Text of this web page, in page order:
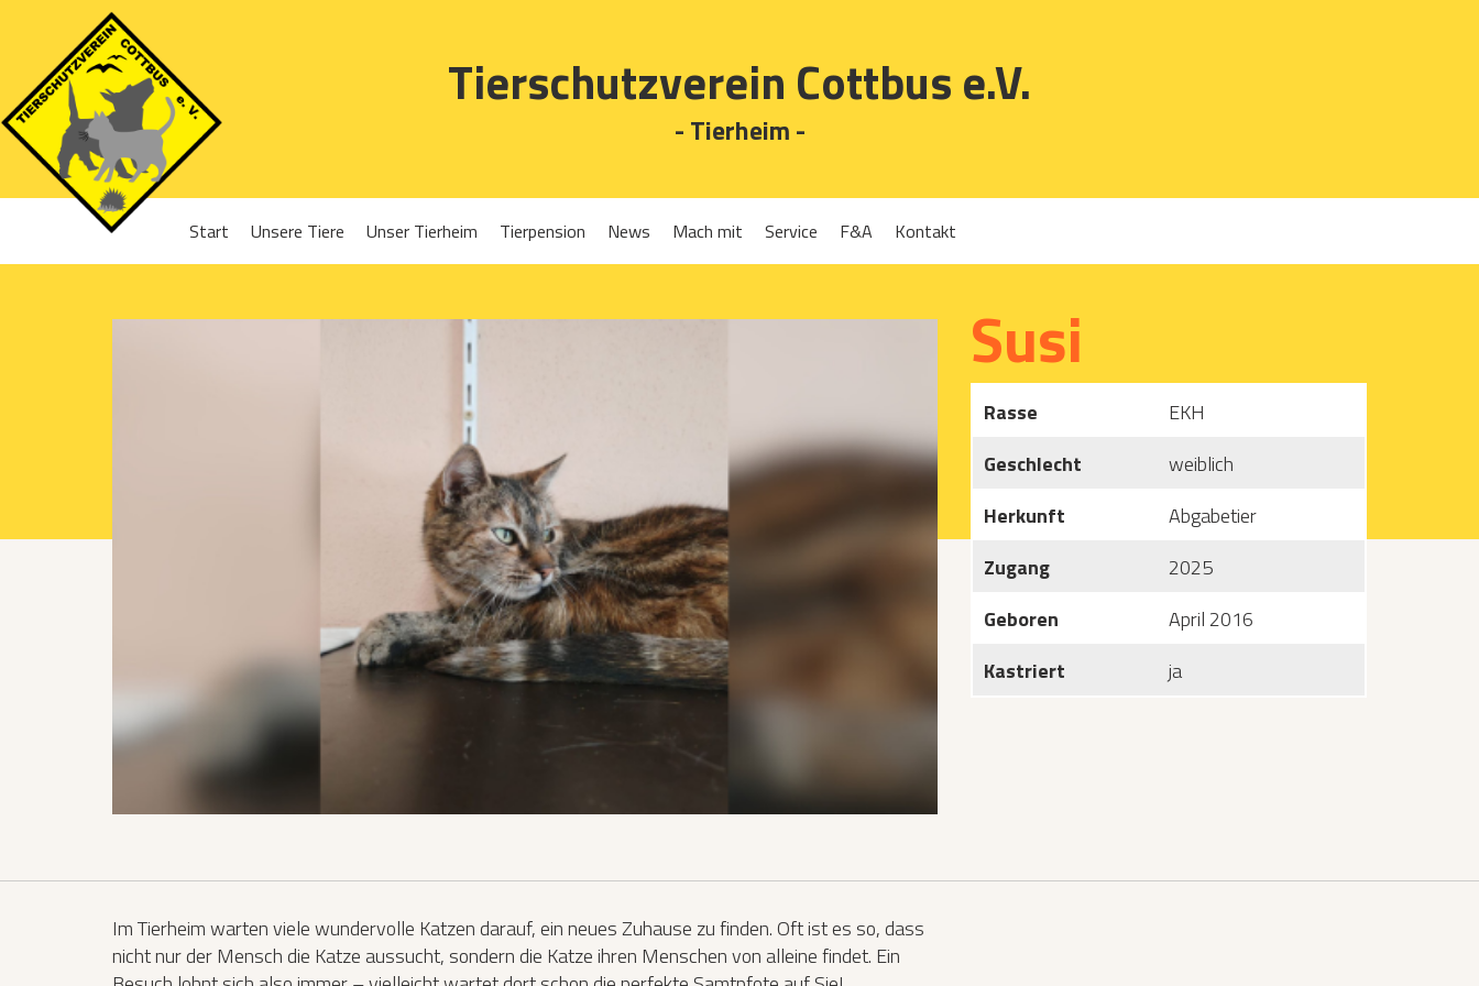
Tierschutzverein Cottbus e.V.
- Tierheim -
Start Unsere Tiere Unser Tierheim
Projekte 2017
Projekte 2018
Projekte 2019
Projekte 2020
Projekte 2021
Projekte 2022
Projekte 2023
Projekte 2024
Tierpension News Mach mit
Mitglied werden
Patenschaften
Katzen­futterplätze
Testament
Katzen vorlesen
Service F&A Kontakt
Susi
Rasse
EKH
Geschlecht
weiblich
Herkunft
Abgabetier
Zugang
2025
Geboren
April 2016
Kastriert
ja
Im Tierheim warten viele wundervolle Katzen darauf, ein neues Zuhause zu finden. Oft ist es so, dass
nicht nur der Mensch die Katze aussucht, sondern die Katze ihren Menschen von alleine findet. Ein